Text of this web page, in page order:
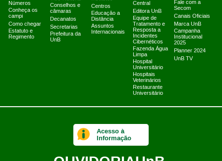
Números
Conheça os
campi
Como chegar
Estatuto e
Regimento
Conselhos e
câmaras
Decanatos
Secretarias
Prefeitura da
UnB
Centros
Educação a
Distância
Assuntos
Internacionais
Central
Editora UnB
Equipe de
Tratamento e
Resposta a
Incidentes
Cibernéticos
Fazenda Água
Limpa
Hospital
Universitário
Hospitais
Veterinários
Restaurante
Universitário
Fale com a
Secom
Canais Oficiais
Marca UnB
Campanha
Institucional
2025
Planner 2024
UnB TV
Acesso à
Informação